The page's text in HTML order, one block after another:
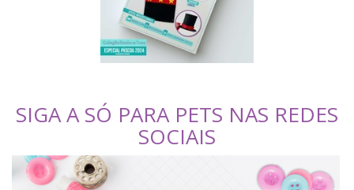
SIGA A SÓ PARA PETS NAS REDES
SOCIAIS